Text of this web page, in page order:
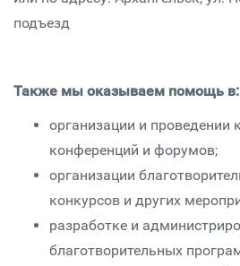
подъезд
Также мы оказываем помощь в:
организации и проведении
конференций и форумов;
организации
конкурсов и других
разработке и
благотворительных